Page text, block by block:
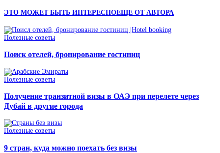
ЭТО МОЖЕТ БЫТЬ ИНТЕРЕСНОЕЩЕ ОТ АВТОРА
Полезные советы
Поиск отелей, бронирование гостиниц
Полезные советы
Получение транзитной визы в ОАЭ при перелете через
Дубай в другие города
Полезные советы
9 стран, куда можно поехать без визы